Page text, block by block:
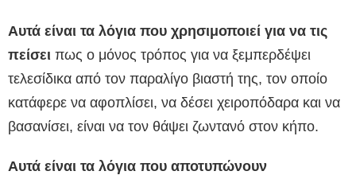
Αυτά είναι τα λόγια που χρησιμοποιεί για να τις
πείσει πως ο μόνος τρόπος για να ξεμπερδέψει
τελεσίδικα από τον παραλίγο βιαστή της, τον οποίο
κατάφερε να αφοπλίσει, να δέσει χειροπόδαρα και να
βασανίσει, είναι να τον θάψει ζωντανό στον κήπο.
Αυτά είναι τα λόγια που αποτυπώνουν